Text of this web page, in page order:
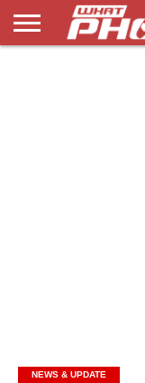
NEWS & UPDATE